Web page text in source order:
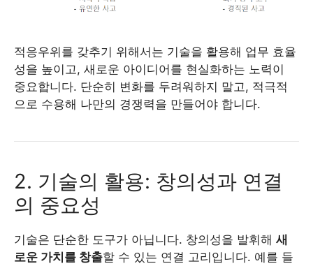
적응우위를 갖추기 위해서는 기술을 활용해 업무 효율
성을 높이고, 새로운 아이디어를 현실화하는 노력이
중요합니다. 단순히 변화를 두려워하지 말고, 적극적
으로 수용해 나만의 경쟁력을 만들어야 합니다.
2. 기술의 활용: 창의성과 연결
의 중요성
기술은 단순한 도구가 아닙니다. 창의성을 발휘해 새
로운 가치를 창출할 수 있는 연결 고리입니다. 예를 들